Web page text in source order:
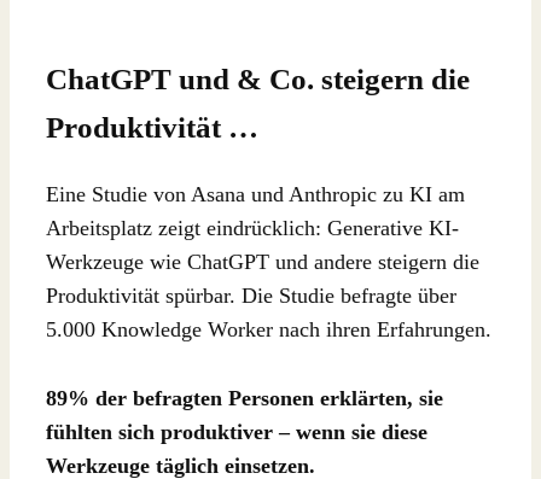
ChatGPT und & Co. steigern die
Produktivität …
Eine Studie von Asana und Anthropic zu KI am
Arbeitsplatz zeigt eindrücklich: Generative KI-
Werkzeuge wie ChatGPT und andere steigern die
Produktivität spürbar. Die Studie befragte über
5.000 Knowledge Worker nach ihren Erfahrungen.
89% der befragten Personen erklärten, sie
fühlten sich produktiver – wenn sie diese
Werkzeuge täglich einsetzen.